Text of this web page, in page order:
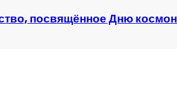
посвящённое Дню